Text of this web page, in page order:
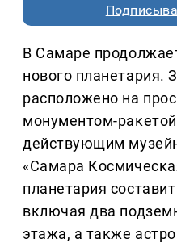
В Самаре
нового планетария.
расположено на
монументом-
действующим
«Самара
планетария
включая два
этажа, а также